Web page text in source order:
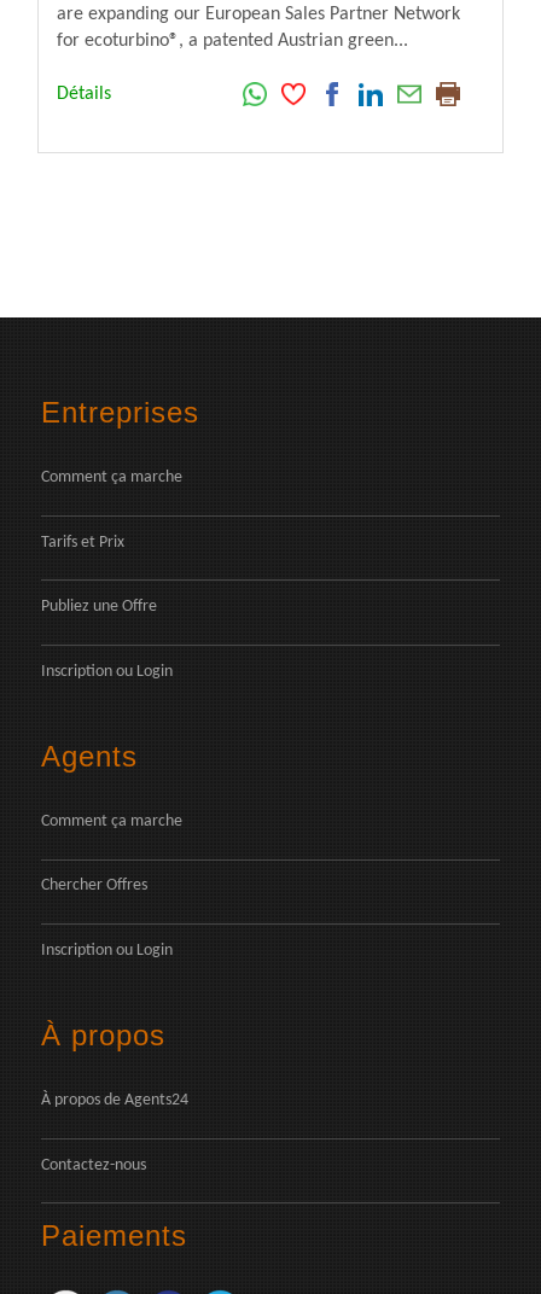
are expanding our European Sales Partner Network
for ecoturbino®, a patented Austrian green...
Détails
Entreprises
Comment ça marche
Tarifs et Prix
Publiez une Offre
Inscription ou Login
Agents
Comment ça marche
Chercher Offres
Inscription ou Login
À propos
À propos de Agents24
Contactez-nous
Paiements